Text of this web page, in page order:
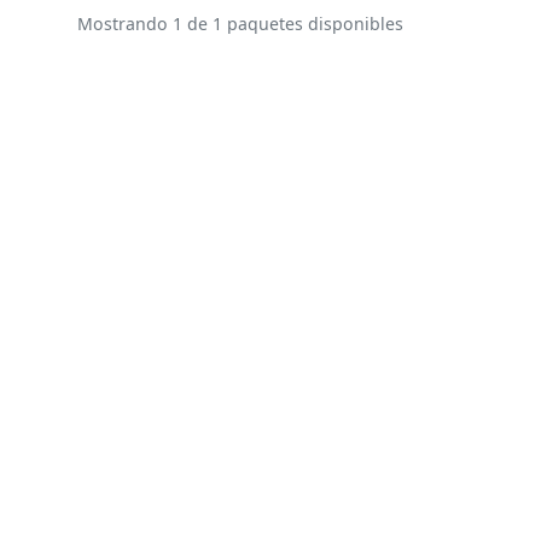
Mostrando 1 de 1 paquetes disponibles